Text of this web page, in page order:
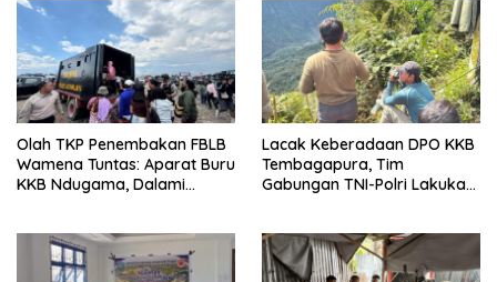
Olah TKP Penembakan FBLB
Wamena Tuntas: Aparat Buru
KKB Ndugama, Dalami
Lacak Keberadaan DPO KKB
Tembagapura, Tim
Gabungan TNI-Polri Lakukan